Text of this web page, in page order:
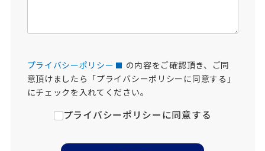
プライバシーポリシー
の内容をご確認頂き、ご同
意頂けましたら「プライバシーポリシーに同意する」
にチェックを入れてください。
プライバシーポリシーに同意する